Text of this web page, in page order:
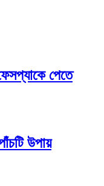
পেতে
উপায়